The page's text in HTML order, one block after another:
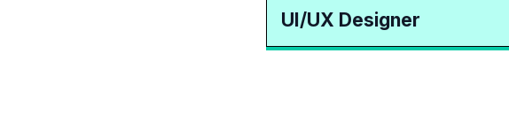
UI/UX Designer